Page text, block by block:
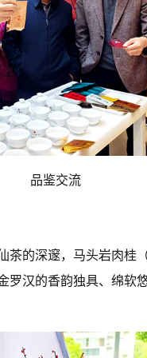
品鉴交流
的深邃，马头岩肉桂
罗汉的香韵独具、绵软